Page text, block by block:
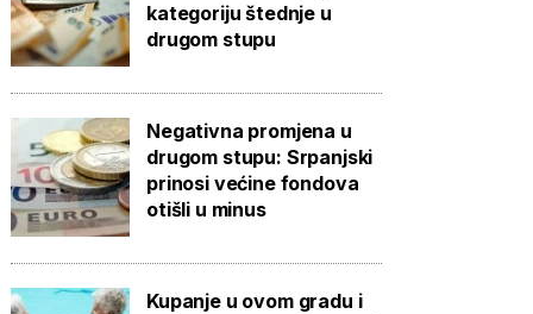
kategoriju štednje u
drugom stupu
Negativna promjena u
drugom stupu: Srpanjski
prinosi većine fondova
otišli u minus
Kupanje u ovom gradu i